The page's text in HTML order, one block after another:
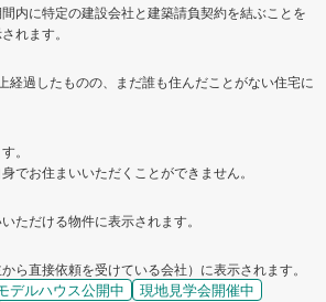
内に特定の建設会社と建築請負契約を結ぶことを
れます。
経過したものの、まだ誰も住んだことがない住宅に
。
でお住まいいただくことができません。
ただける物件に表示されます。
ら直接依頼を受けている会社）に表示されます。
デルハウス公開中
現地見学会開催中